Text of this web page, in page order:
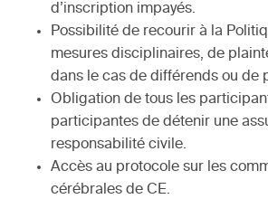
d’inscription impayés.
Possibilité de recourir à la
mesures disciplinaires, de
dans le cas de différends ou de
Obligation de tous les
participantes de détenir une
responsabilité civile.
Accès au protocole sur les
cérébrales de CE.